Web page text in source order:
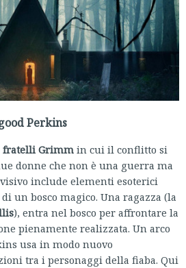
Perkins
fratelli Grimm in cui il conflitto si
donne che non è una guerra ma
include elementi esoterici
un bosco magico. Una ragazza (la
), entra nel bosco per affrontare la
pienamente realizzata. Un arco
usa in modo nuovo
tra i personaggi della fiaba. Qui